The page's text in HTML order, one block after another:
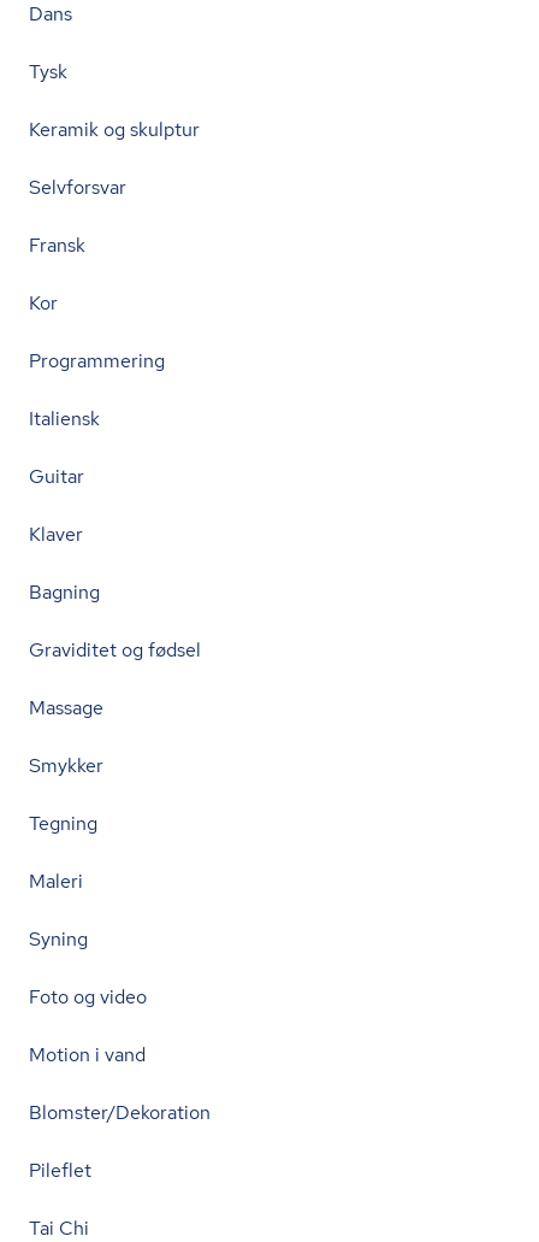
Dans
Tysk
Keramik og skulptur
Selvforsvar
Fransk
Kor
Programmering
Italiensk
Guitar
Klaver
Bagning
Graviditet og fødsel
Massage
Smykker
Tegning
Maleri
Syning
Foto og video
Motion i vand
Blomster/Dekoration
Pileflet
Tai Chi